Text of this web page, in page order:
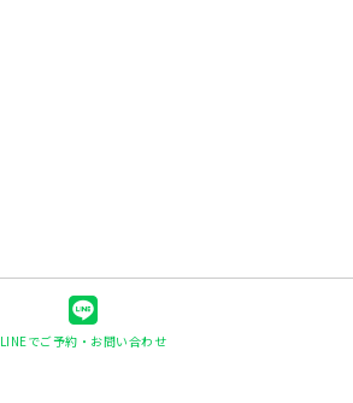
LINEでご予約・お問い合わせ